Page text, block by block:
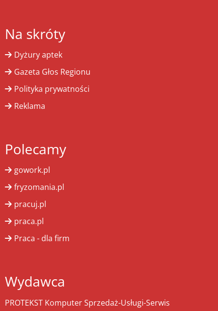
Na skróty
Dyżury aptek
Gazeta Głos Regionu
Polityka prywatności
Reklama
Polecamy
gowork.pl
fryzomania.pl
pracuj.pl
praca.pl
Praca - dla firm
Wydawca
PROTEKST Komputer Sprzedaż-Usługi-Serwis